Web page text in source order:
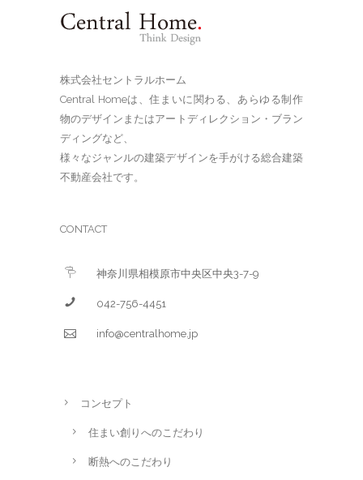
株式会社セントラルホーム
Central Homeは、住まいに関わる、あらゆる制作
物のデザインまたはアートディレクション・ブラン
ディングなど、
様々なジャンルの建築デザインを手がける総合建築
不動産会社です。
CONTACT
神奈川県相模原市中央区中央3-7-9
042-756-4451
info@centralhome.jp
コンセプト
住まい創りへのこだわり
断熱へのこだわり